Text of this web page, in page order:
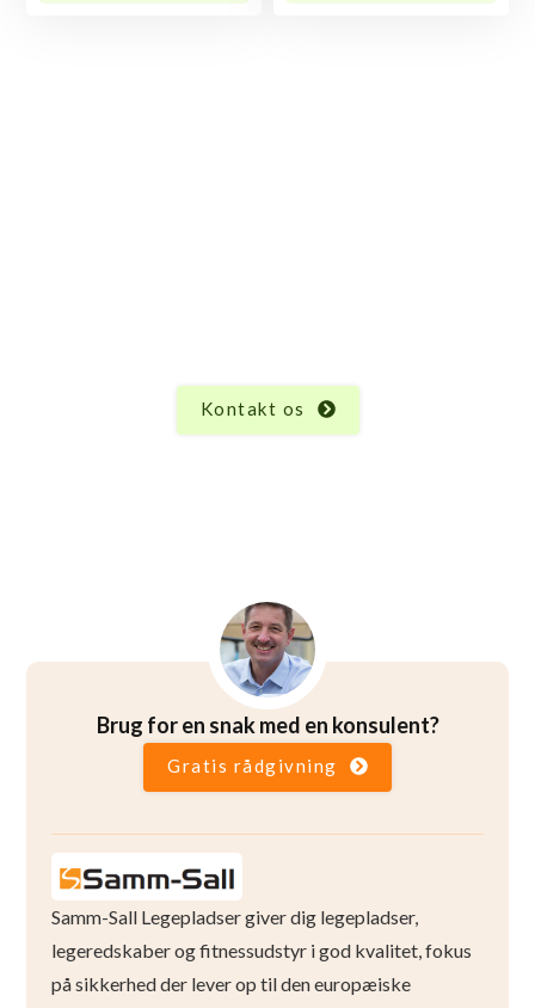
Kontakt os
Brug for en snak med en konsulent?
Gratis rådgivning
Samm-Sall Legepladser giver dig legepladser,
legeredskaber og fitnessudstyr i god kvalitet, fokus
på sikkerhed der lever op til den europæiske